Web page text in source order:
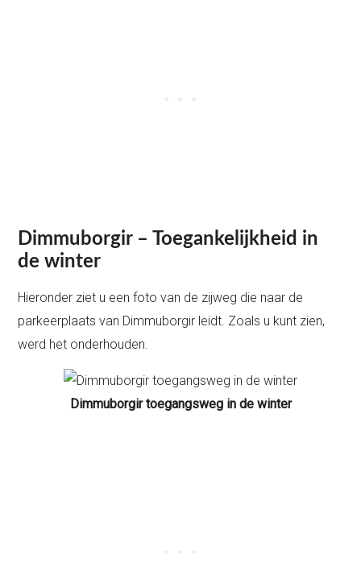
Dimmuborgir – Toegankelijkheid in
de winter
Hieronder ziet u een foto van de zijweg die naar de
parkeerplaats van Dimmuborgir leidt. Zoals u kunt zien,
werd het onderhouden.
Dimmuborgir toegangsweg in de winter